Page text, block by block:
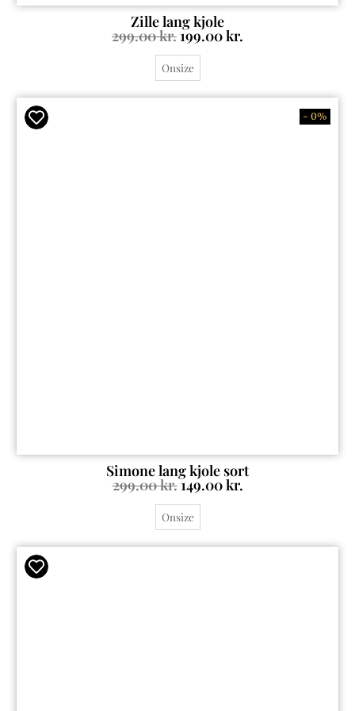
Zille lang kjole
299.00kr.199.00kr.
Onsize
- 0%
Simone lang kjole sort
299.00kr.149.00kr.
Onsize